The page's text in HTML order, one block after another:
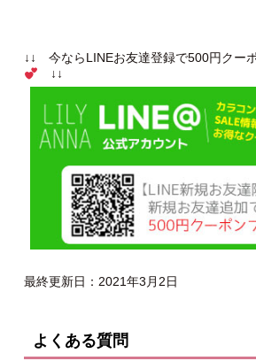
↓↓ 今ならLINEお友達登録で500円クー
↓↓
最終更新日：2021年3月2日
よくある質問